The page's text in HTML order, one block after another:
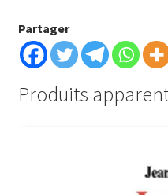
Partager
Produits